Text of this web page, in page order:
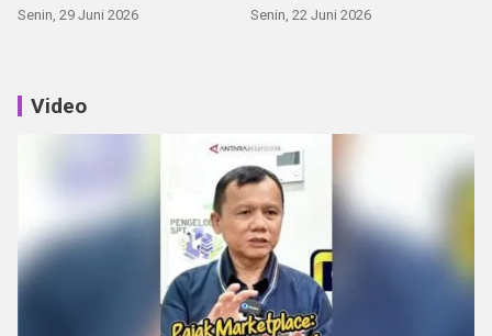
Senin, 29 Juni 2026 Senin, 22 Juni 2026
Video